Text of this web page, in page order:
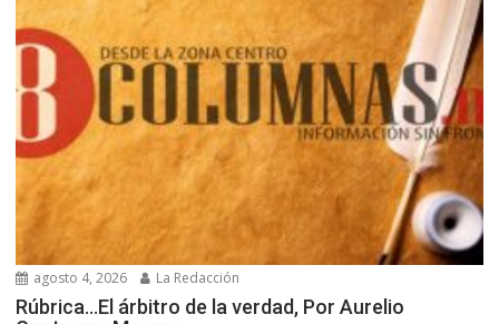
agosto 4, 2026 La Redacción
Rúbrica…El árbitro de la verdad, Por Aurelio